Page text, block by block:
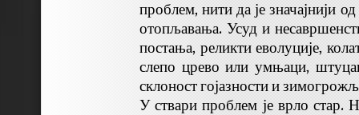
проблем, нити да је значајнији
отопљавања. Усуд и
постања, реликти еволуције,
слепо црево или умњаци,
склоност гојазности и
У ствари проблем је врло стар.